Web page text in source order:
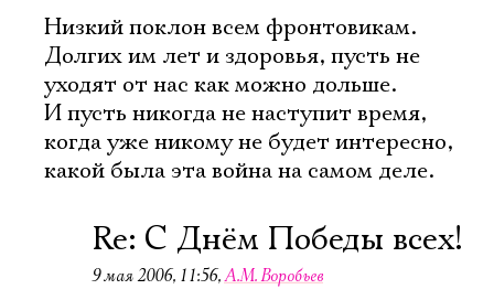
Низкий поклон всем фронтовикам.
Долгих им лет и здоровья, пусть не
уходят от нас как можно дольше.
И пусть никогда не наступит время,
когда уже никому не будет интересно,
какой была эта война на самом деле.
Re: С Днём Победы всех!
9 мая 2006, 11:56,А.М. Воробьев